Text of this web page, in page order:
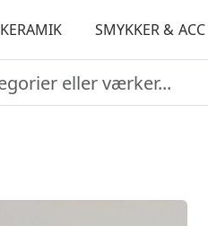
KERAMIK SMYKKER & ACC